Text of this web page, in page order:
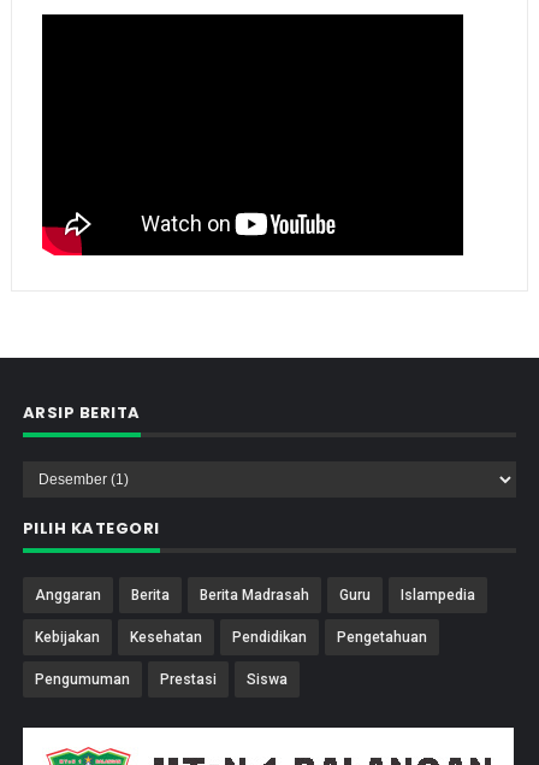
ARSIP BERITA
PILIH KATEGORI
Anggaran Berita Berita Madrasah Guru Islampedia
Kebijakan Kesehatan Pendidikan Pengetahuan
Pengumuman Prestasi Siswa